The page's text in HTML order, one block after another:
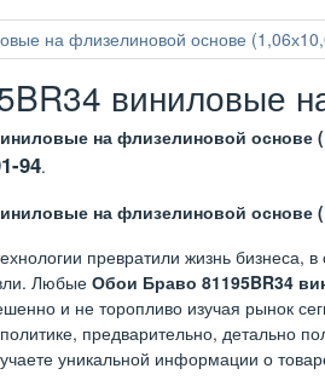
на флизелиновой основе
виниловые
на флизелиновой основе
94.
на флизелиновой основе
превратили жизнь
Любые Обои Браво 81195BR34
и не торопливо изучая рынок
предварительно, детально
уникальной информации о